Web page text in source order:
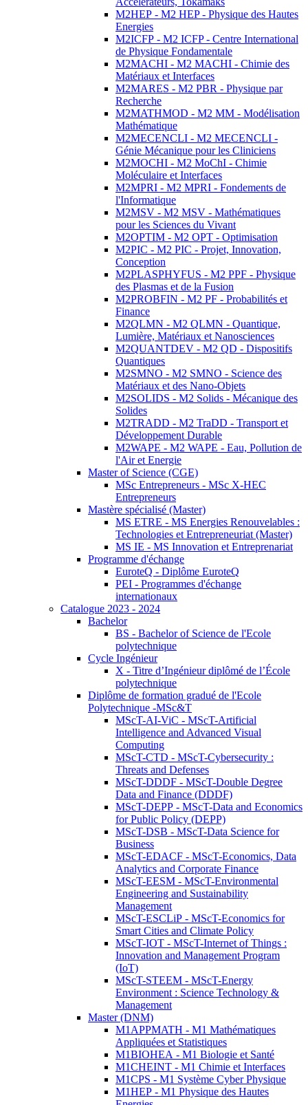
M2HEP - M2 HEP - Physique des Hautes
Energies
M2ICFP - M2 ICFP - Centre International
de Physique Fondamentale
M2MACHI - M2 MACHI - Chimie des
Matériaux et Interfaces
M2MARES - M2 PBR - Physique par
Recherche
M2MATHMOD - M2 MM - Modélisation
Mathématique
M2MECENCLI - M2 MECENCLI -
Génie Mécanique pour les Cliniciens
M2MOCHI - M2 MoChI - Chimie
Moléculaire et Interfaces
M2MPRI - M2 MPRI - Fondements de
l'Informatique
M2MSV - M2 MSV - Mathématiques
pour les Sciences du Vivant
M2OPTIM - M2 OPT - Optimisation
M2PIC - M2 PIC - Projet, Innovation,
Conception
M2PLASPHYFUS - M2 PPF - Physique
des Plasmas et de la Fusion
M2PROBFIN - M2 PF - Probabilités et
Finance
M2QLMN - M2 QLMN - Quantique,
Lumière, Matériaux et Nanosciences
M2QUANTDEV - M2 QD - Dispositifs
Quantiques
M2SMNO - M2 SMNO - Science des
Matériaux et des Nano-Objets
M2SOLIDS - M2 Solids - Mécanique des
Solides
M2TRADD - M2 TraDD - Transport et
Développement Durable
M2WAPE - M2 WAPE - Eau, Pollution de
l'Air et Energie
Master of Science (CGE)
MSc Entrepreneurs - MSc X-HEC
Entrepreneurs
Mastère spécialisé (Master)
MS ETRE - MS Energies Renouvelables :
Technologies et Entrepreneuriat (Master)
MS IE - MS Innovation et Entreprenariat
Programme d'échange
EuroteQ - Diplôme EuroteQ
PEI - Programmes d'échange
internationaux
Catalogue 2023 - 2024
Bachelor
BS - Bachelor of Science de l'Ecole
polytechnique
Cycle Ingénieur
X - Titre d’Ingénieur diplômé de l’École
polytechnique
Diplôme de formation gradué de l'Ecole
Polytechnique -MSc&T
MScT-AI-ViC - MScT-Artificial
Intelligence and Advanced Visual
Computing
MScT-CTD - MScT-Cybersecurity :
Threats and Defenses
MScT-DDDF - MScT-Double Degree
Data and Finance (DDDF)
MScT-DEPP - MScT-Data and Economics
for Public Policy (DEPP)
MScT-DSB - MScT-Data Science for
Business
MScT-EDACF - MScT-Economics, Data
Analytics and Corporate Finance
MScT-EESM - MScT-Environmental
Engineering and Sustainability
Management
MScT-ESCLiP - MScT-Economics for
Smart Cities and Climate Policy
MScT-IOT - MScT-Internet of Things :
Innovation and Management Program
(IoT)
MScT-STEEM - MScT-Energy
Environment : Science Technology &
Management
Master (DNM)
M1APPMATH - M1 Mathématiques
Appliquées et Statistiques
M1BIOHEA - M1 Biologie et Santé
M1CHEINT - M1 Chimie et Interfaces
M1CPS - M1 Système Cyber Physique
M1HEP - M1 Physique des Hautes